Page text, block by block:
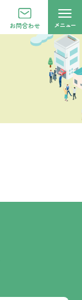
お問合わせ メニュー